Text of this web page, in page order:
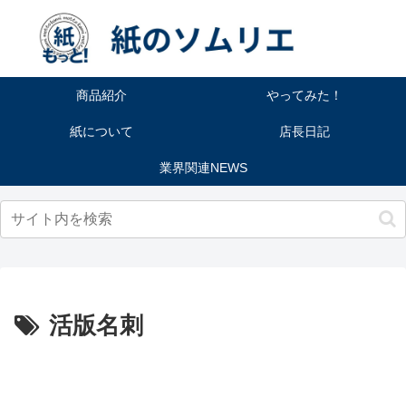
商品紹介 やってみた！
紙について 店長日記
業界関連NEWS
活版名刺